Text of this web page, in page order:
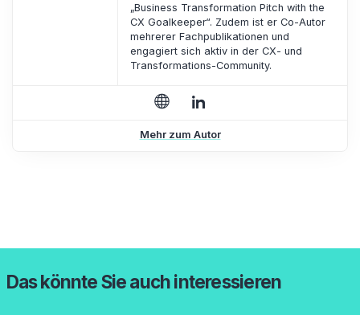
„Business Transformation Pitch with the
CX Goalkeeper“. Zudem ist er Co-Autor
mehrerer Fachpublikationen und
engagiert sich aktiv in der CX- und
Transformations-Community.
Mehr zum Autor
Das könnte Sie auch interessieren